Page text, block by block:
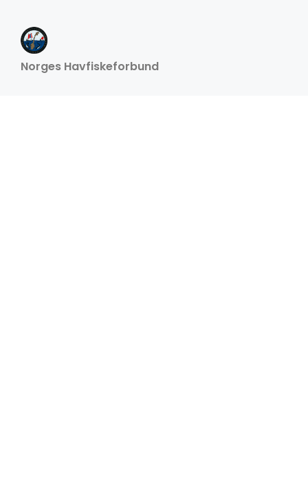
Norges Havfiskeforbund